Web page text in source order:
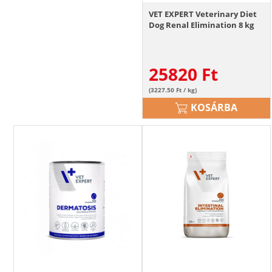
VET EXPERT Veterinary Diet
Dog Renal Elimination 8 kg
25820 Ft
(3227.50 Ft / kg)
KOSÁRBA